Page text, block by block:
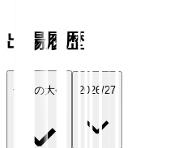
出場履歴
全ての大会 2026/27